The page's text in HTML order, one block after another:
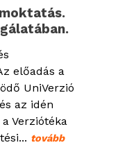
előadás a
UniVerzió
az idén
Verziótéka
tovább